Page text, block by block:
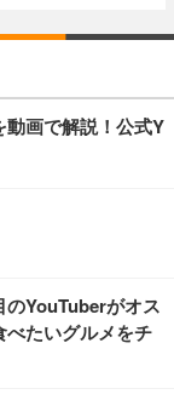
動画で解説！公式Y
のYouTuberがオス
たいグルメをチ